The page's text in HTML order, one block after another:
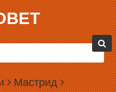
Мастрид
документ, в котором
нации. Речь идет о